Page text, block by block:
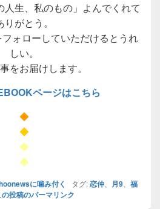
人生、私のもの」よんでくれて
りがとう。
ォローしていただけるとうれ
しい。
をお届けします。
ページはこちら
◆
◆
◆
◆
に噛み付く タグ:恋仲 月9
福
の投稿のパーマリンク